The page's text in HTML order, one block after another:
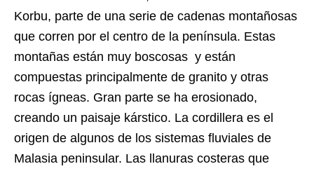
Korbu, parte de una serie de cadenas montañosas
que corren por el centro de la península. Estas
montañas están muy boscosas y están
compuestas principalmente de granito y otras
rocas ígneas. Gran parte se ha erosionado,
creando un paisaje kárstico. La cordillera es el
origen de algunos de los sistemas fluviales de
Malasia peninsular. Las llanuras costeras que